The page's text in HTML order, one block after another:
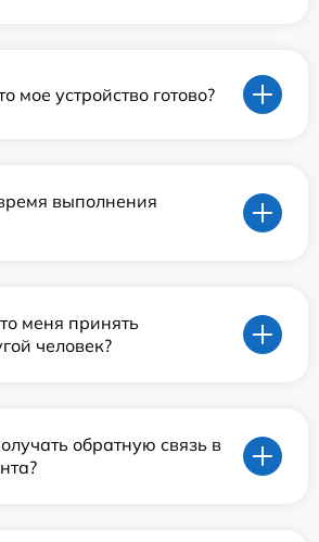
мое устройство готово?
выполнения
меня принять
человек?
обратную связь в